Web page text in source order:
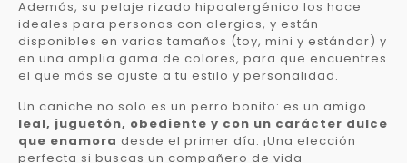
Además, su pelaje rizado hipoalergénico los hace
ideales para personas con alergias, y están
disponibles en varios tamaños (toy, mini y estándar) y
en una amplia gama de colores, para que encuentres
el que más se ajuste a tu estilo y personalidad.
Un caniche no solo es un perro bonito: es un amigo
leal, juguetón, obediente y con un carácter dulce
que enamora desde el primer día. ¡Una elección
perfecta si buscas un compañero de vida